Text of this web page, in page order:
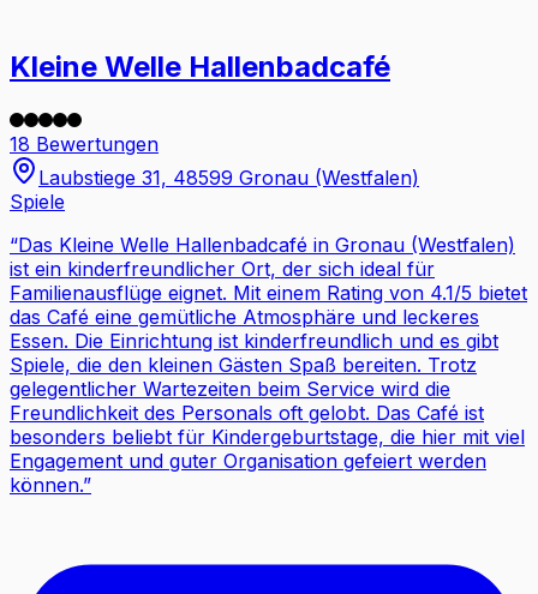
Kleine Welle Hallenbadcafé
18 Bewertungen
Laubstiege 31, 48599 Gronau (Westfalen)
Spiele
“Das Kleine Welle Hallenbadcafé in Gronau (Westfalen)
ist ein kinderfreundlicher Ort, der sich ideal für
Familienausflüge eignet. Mit einem Rating von 4.1/5 bietet
das Café eine gemütliche Atmosphäre und leckeres
Essen. Die Einrichtung ist kinderfreundlich und es gibt
Spiele, die den kleinen Gästen Spaß bereiten. Trotz
gelegentlicher Wartezeiten beim Service wird die
Freundlichkeit des Personals oft gelobt. Das Café ist
besonders beliebt für Kindergeburtstage, die hier mit viel
Engagement und guter Organisation gefeiert werden
können.”